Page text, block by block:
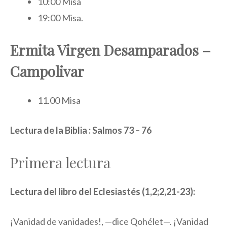
19:00 Misa.
Ermita Virgen Desamparados –
Campolivar
11.00 Misa
Lectura de la Biblia : Salmos 73 – 76
Primera lectura
Lectura del libro del Eclesiastés (1,2;2,21-23):
¡Vanidad de vanidades!, —dice Qohélet—. ¡Vanidad